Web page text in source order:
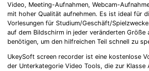
Video, Meeting-Aufnahmen, Webcam-
mit hoher Qualität aufnehmen. Es ist ideal für
Vorlesungen für Studium/Geschäft/
auf dem Bildschirm in jeder veränderten Größe
benötigen, um den hilfreichen Teil schnell zu
UkeySoft screen recorder ist eine kostenlose
der Unterkategorie Video Tools, die zur Klasse